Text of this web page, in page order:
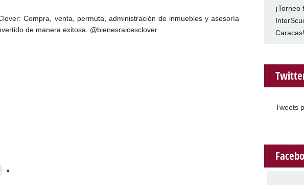
Compra, venta, permuta, administración de inmuebles y asesoría
de manera exitosa. @bienesraicesclover
¡Torneo
Caracas!
Tweets